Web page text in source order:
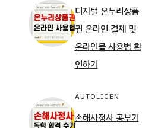
디지털 온누리상품
권 온라인 결제 및
온라인몰 사용법 확
인하기
AUTOLICEN
손해사정사 공부기